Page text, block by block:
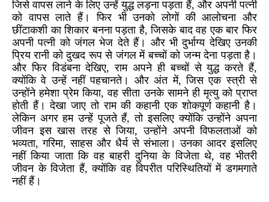
जिसे वापस लाने के लिए उन्हें युद्ध लड़ना पड़ता हैं, और अपनी पत्नी
को वापस लाते हैं। फिर भी उनको लोगों की आलोचना और
छींटाकशी का शिकार बनना पड़ता है, जिसके बाद वह एक बार फिर
अपनी पत्नी को जंगल भेज देते हैं। और भी दुर्भाग्य देखिए उनकी
प्रिय रानी को दुखद रूप से जंगल में बच्चों को जन्म देना पड़ता है।
और फिर विडंबना देखिए, राम अपने ही बच्चों से युद्ध करते हैं,
क्योंकि वे उन्हें नहीं पहचानते। और अंत में, जिस एक स्त्री से
उन्होंने हमेशा प्रेम किया, वह सीता उनके सामने ही मृत्यु को प्राप्त
होती हैं। देखा जाए तो राम की कहानी एक शोकपूर्ण कहानी है।
लेकिन अगर हम उन्हें पूजते हैं, तो इसलिए क्योंकि उन्होंने अपना
जीवन इस खास तरह से जिया, उन्होंने अपनी विफलताओं को
भव्यता, गरिमा, साहस और धैर्य से संभाला। उनका आदर इसलिए
नहीं किया जाता कि वह बाहरी दुनिया के विजेता थे, वह भीतरी
जीवन के विजेता हैं, क्योंकि वह विपरीत परिस्थितियों में डगमगाते
नहीं हैं।